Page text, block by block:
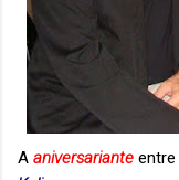
A aniversariante entre